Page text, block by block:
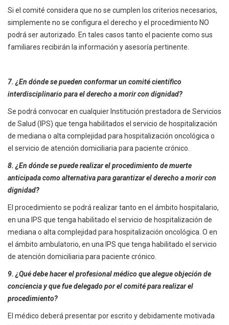
Si el comité considera que no se cumplen los criterios necesarios,
simplemente no se configura el derecho y el procedimiento NO
podrá ser autorizado. En tales casos tanto el paciente como sus
familiares recibirán la información y asesoría pertinente.
7. ¿En dónde se pueden conformar un comité científico
interdisciplinario para el derecho a morir con dignidad?
Se podrá convocar en cualquier Institución prestadora de Servicios
de Salud (IPS) que tenga habilitados el servicio de hospitalización
de mediana o alta complejidad para hospitalización oncológica o
el servicio de atención domiciliaria para paciente crónico.
8. ¿En dónde se puede realizar el procedimiento de muerte
anticipada como alternativa para garantizar el derecho a morir con
dignidad?
El procedimiento se podrá realizar tanto en el ámbito hospitalario,
en una IPS que tenga habilitado el servicio de hospitalización de
mediana o alta complejidad para hospitalización oncológica. O en
el ámbito ambulatorio, en una IPS que tenga habilitado el servicio
de atención domiciliaria para paciente crónico.
9. ¿Qué debe hacer el profesional médico que alegue objeción de
conciencia y que fue delegado por el comité para realizar el
procedimiento?
El médico deberá presentar por escrito y debidamente motivada